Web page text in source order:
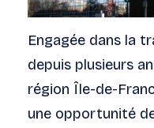
Engagée dans la
depuis plusieurs
région Île-de-
une opportunité